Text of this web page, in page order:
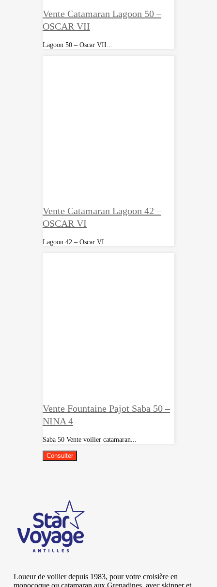
Vente Catamaran Lagoon 50 –
OSCAR VII
Lagoon 50 – Oscar VII...
Vente Catamaran Lagoon 42 –
OSCAR VI
Lagoon 42 – Oscar VI...
Vente Fountaine Pajot Saba 50 –
NINA 4
Saba 50 Vente voilier catamaran...
Consulter
Loueur de voilier depuis 1983, pour votre croisière en
monocoque ou catamaran aux Grenadines, avec skipper et